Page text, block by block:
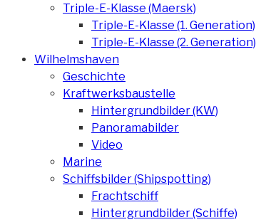
Triple-E-Klasse (Maersk)
Triple-E-Klasse (1. Generation)
Triple-E-Klasse (2. Generation)
Wilhelmshaven
Geschichte
Kraftwerksbaustelle
Hintergrundbilder (KW)
Panoramabilder
Video
Marine
Schiffsbilder (Shipspotting)
Frachtschiff
Hintergrundbilder (Schiffe)